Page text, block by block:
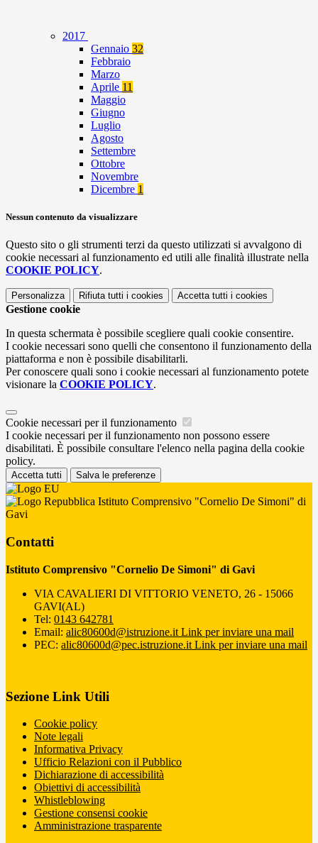
2017
Gennaio 32
Febbraio
Marzo
Aprile 11
Maggio
Giugno
Luglio
Agosto
Settembre
Ottobre
Novembre
Dicembre 1
Nessun contenuto da visualizzare
Questo sito o gli strumenti terzi da questo utilizzati si avvalgono di
cookie necessari al funzionamento ed utili alle finalità illustrate nella
COOKIE POLICY.
Personalizza Rifiuta tutti i cookies Accetta tutti i cookies
Gestione cookie
In questa schermata è possibile scegliere quali cookie consentire.
I cookie necessari sono quelli che consentono il funzionamento della
piattaforma e non è possibile disabilitarli.
Per conoscere quali sono i cookie necessari al funzionamento potete
visionare la COOKIE POLICY.
Cookie necessari per il funzionamento
I cookie necessari per il funzionamento non possono essere
disabilitati. È possibile consultare l'elenco nella pagina della cookie
policy.
Accetta tutti Salva le preferenze
Istituto Comprensivo "Cornelio De Simoni" di
Gavi
Contatti
Istituto Comprensivo "Cornelio De Simoni" di Gavi
VIA CAVALIERI DI VITTORIO VENETO, 26 - 15066
GAVI(AL)
Tel: 0143 642781
Email: alic80600d@istruzione.it Link per inviare una mail
PEC: alic80600d@pec.istruzione.it Link per inviare una mail
Sezione Link Utili
Cookie policy
Note legali
Informativa Privacy
Ufficio Relazioni con il Pubblico
Dichiarazione di accessibilità
Obiettivi di accessibilità
Whistleblowing
Gestione consensi cookie
Amministrazione trasparente